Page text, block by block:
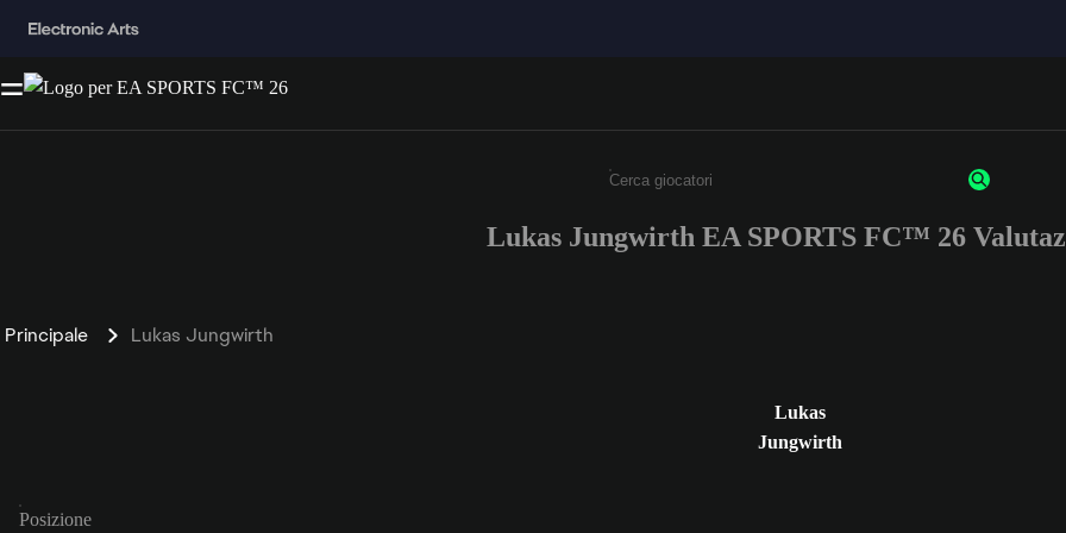
Inserisci un minimo di 3 caratteri o numeri.
Lukas Jungwirth EA SPORTS FC™ 26
Principale Lukas Jungwirth
Lukas
Jungwirth
Posizione